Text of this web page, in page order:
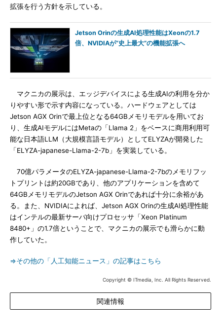
拡張を行う方針を示している。
Jetson Orinの生成AI処理性能はXeonの1.7
倍、NVIDIAが“史上最大”の機能拡張へ
マクニカの展示は、エッジデバイスによる生成AIの利用を分か
りやすい形で示す内容になっている。ハードウェアとしては
Jetson AGX Orinで最上位となる64GBメモリモデルを用いてお
り、生成AIモデルにはMetaの「Llama 2」をベースに商用利用可
能な日本語LLM（大規模言語モデル）としてELYZAが開発した
「ELYZA-japanese-Llama-2-7b」を実装している。
70億パラメータのELYZA-japanese-Llama-2-7bのメモリフッ
トプリントは約20GBであり、他のアプリケーションを含めて
64GBメモリモデルのJetson AGX Orinであれば十分に余裕があ
る。また、NVIDIAによれば、Jetson AGX Orinの生成AI処理性能
はインテルの最新サーバ向けプロセッサ「Xeon Platinum
8480+」の1.7倍ということで、マクニカの展示でも滑らかに動
作していた。
⇒その他の「人工知能ニュース」の記事はこちら
Copyright © ITmedia, Inc. All Rights Reserved.
関連情報